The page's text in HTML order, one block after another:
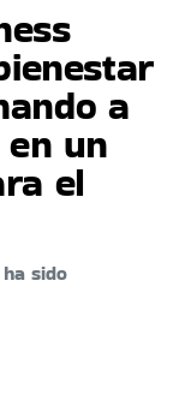
a
un
el
sido